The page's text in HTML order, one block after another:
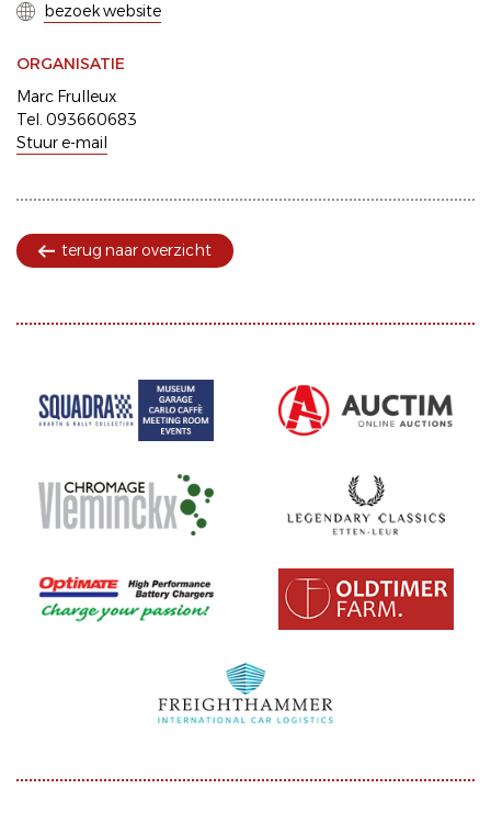
bezoek website
ORGANISATIE
Marc Frulleux
Tel. 093660683
Stuur e-mail
terug naar overzicht